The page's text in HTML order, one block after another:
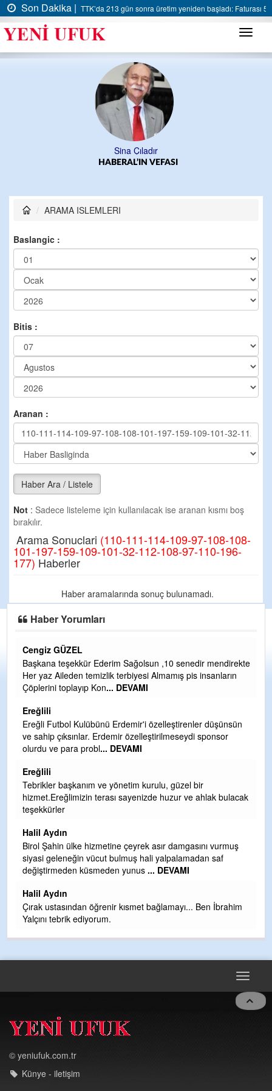
Son Dakika | TTK’da 213 gün sonra üretim yeniden başladı: Faturası 5
Menü
Sina Çıladır
HABERAL’IN VEFASI
ARAMA ISLEMLERI
Baslangic :
Bitis :
Aranan :
Haber Ara / Listele
Not : Sadece listeleme için kullanılacak ise aranan kısmı boş
bırakılır.
Arama Sonuclari (110-111-114-109-97-108-108-
101-197-159-109-101-32-112-108-97-110-196-
177) Haberler
Haber aramalarında sonuç bulunamadı.
Haber Yorumları
Cengiz GÜZEL
Başkana teşekkür Ederim Sağolsun ,10 senedir mendirekte
Her yaz Aileden temizlik terbiyesi Almamış pis insanların
Çöplerini toplayıp Kon... DEVAMI
Ereğlili
Ereğli Futbol Kulübünü Erdemir'i özelleştirenler düşünsün
ve sahip çıksınlar. Erdemir özelleştirilmeseydi sponsor
olurdu ve para probl... DEVAMI
Ereğlili
Tebrikler başkanım ve yönetim kurulu, güzel bir
hizmet.Ereğlimizin terası sayenizde huzur ve ahlak bulacak
teşekkürler
Halil Aydın
Birol Şahin ülke hizmetine çeyrek asır damgasını vurmuş
siyasi geleneğin vücut bulmuş hali yalpalamadan saf
değiştirmeden küsmeden yunus ... DEVAMI
Halil Aydın
Çırak ustasından öğrenir kısmet bağlamayı... Ben İbrahim
Yalçını tebrik ediyorum.
Toggle
© yeniufuk.com.tr
Künye - iletişim